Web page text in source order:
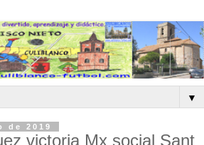
▼
de 2019
victoria Mx social Sant